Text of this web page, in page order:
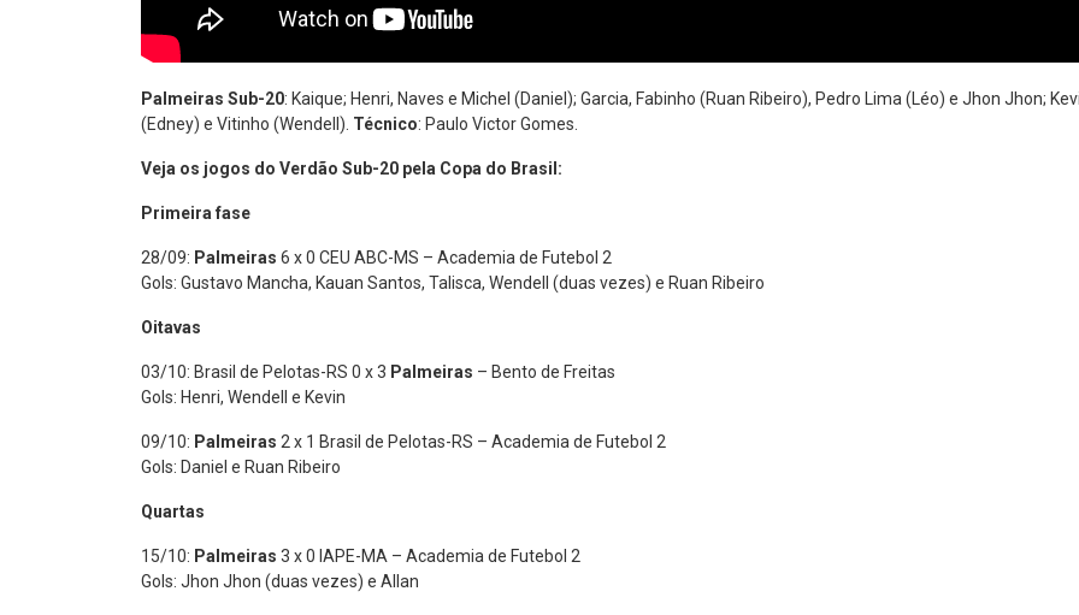
Palmeiras Sub-20: Kaique; Henri, Naves e Michel (Daniel); Garcia, Fabinho (Ruan Ribeiro), Pedro Lima (Léo) e Jhon Jhon;
(Edney) e Vitinho (Wendell). Técnico: Paulo Victor Gomes.
Veja os jogos do Verdão Sub-20 pela Copa do Brasil:
Primeira fase
28/09: Palmeiras 6 x 0 CEU ABC-MS – Academia de Futebol 2
Gols: Gustavo Mancha, Kauan Santos, Talisca, Wendell (duas vezes) e Ruan Ribeiro
Oitavas
03/10: Brasil de Pelotas-RS 0 x 3 Palmeiras – Bento de Freitas
Gols: Henri, Wendell e Kevin
09/10: Palmeiras 2 x 1 Brasil de Pelotas-RS – Academia de Futebol 2
Gols: Daniel e Ruan Ribeiro
Quartas
15/10: Palmeiras 3 x 0 IAPE-MA – Academia de Futebol 2
Gols: Jhon Jhon (duas vezes) e Allan